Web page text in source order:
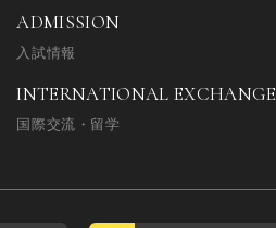
ADMISSION
入試情報
INTERNATIONAL EXCHANGE
国際交流・留学